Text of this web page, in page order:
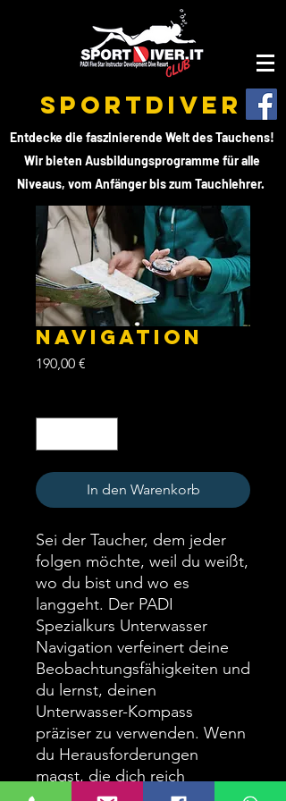
SPORTDIVER
Entdecke die faszinierende Welt des Tauchens!
Wir bieten Ausbildungsprogramme für alle
Niveaus, vom Anfänger bis zum Tauchlehrer.
NAVIGATION
190,00 €
In den Warenkorb
Sei der Taucher, dem jeder
folgen möchte, weil du weißt,
wo du bist und wo es
langgeht. Der PADI
Spezialkurs Unterwasser
Navigation verfeinert deine
Beobachtungsfähigkeiten und
du lernst, deinen
Unterwasser-Kompass
präziser zu verwenden. Wenn
du Herausforderungen
magst, die dich reich